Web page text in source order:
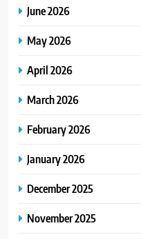
June 2026
May 2026
April 2026
March 2026
February 2026
January 2026
December 2025
November 2025